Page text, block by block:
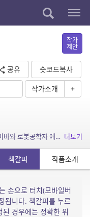
작가
제안
공유
숏코드복사
작가소개 +
소개: 성적유희를 위해 만들어진 안드로이드 이바와 로봇공학자 애덤의 조금은 서늘하고도 서글픈 사랑이야기. 집요하게 서로를 파헤치는 둘의 과거에는 어떤 이야기가 숨겨져 있을까. “애덤, ... 더보기
책갈피 작품소개
손으로 터치(모바일버
됩니다. 책갈피를 누르
경우에는 정확한 위